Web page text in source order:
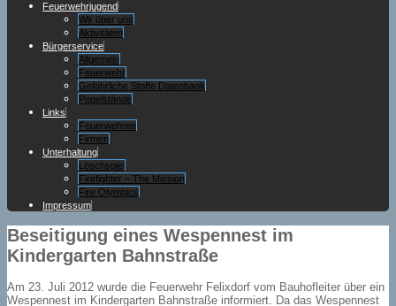
Feuerwehrjugend
Wir über uns
Aktivitäten
Bürgerservice
Allgemein
Feuerwehr
Gefährliche Stoffe Datenbank
Pegelstände
Links
Feuerwehren
Firmen
Unterhaltung
Löschspiel
Firefighter – The Mission
Fire Olympics
Impressum
Beseitigung eines Wespennest im
Kindergarten Bahnstraße
Am 23. Juli 2012 wurde die Feuerwehr Felixdorf vom Bauhofleiter über ein
Wespennest im Kindergarten Bahnstraße informiert. Da das Wespennest